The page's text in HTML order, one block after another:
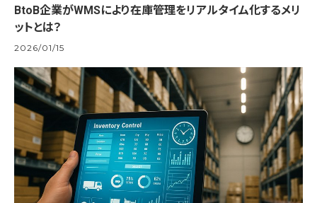
BtoB企業がWMSにより在庫管理をリアルタイム化するメリ
ットとは？
2026/01/15